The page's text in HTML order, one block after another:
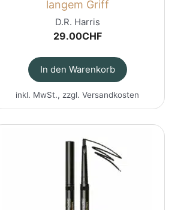
langem Griff
D.R. Harris
29.00CHF
In den Warenkorb
inkl. MwSt., zzgl.Versandkosten